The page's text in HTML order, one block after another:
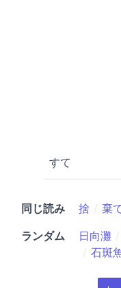
すて
同じ読み 捨
棄
ランダム
日向灘
石斑